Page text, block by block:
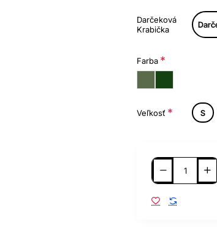
Darčeková
Krabička
Farba
Veľkosť S